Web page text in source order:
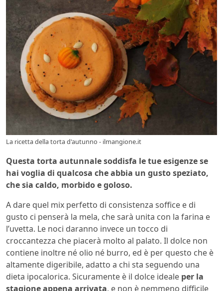
La ricetta della torta d'autunno - ilmangione.it
Questa torta autunnale soddisfa le tue esigenze se
hai voglia di qualcosa che abbia un gusto speziato,
che sia caldo, morbido e goloso.
A dare quel mix perfetto di consistenza soffice e di
gusto ci penserà la mela, che sarà unita con la farina e
l’uvetta. Le noci daranno invece un tocco di
croccantezza che piacerà molto al palato. Il dolce non
contiene inoltre né olio né burro, ed è per questo che è
altamente digeribile, adatto a chi sta seguendo una
dieta ipocalorica. Sicuramente è il dolce ideale per la
stagione appena arrivata, e non è nemmeno difficile